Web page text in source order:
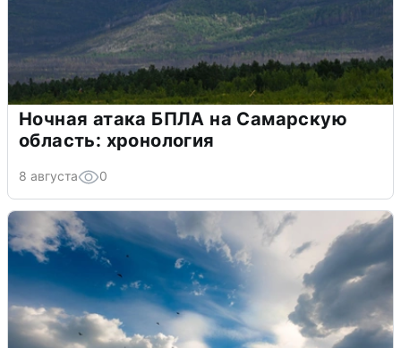
Ночная атака БПЛА на Самарскую
область: хронология
8 августа 0